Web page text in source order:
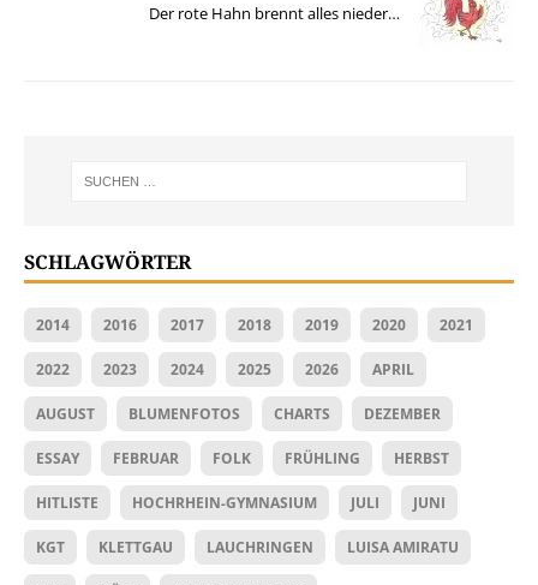
Der rote Hahn brennt alles nieder…
SCHLAGWÖRTER
2014 2016 2017 2018 2019 2020 2021
2022 2023 2024 2025 2026 APRIL
AUGUST BLUMENFOTOS CHARTS DEZEMBER
ESSAY FEBRUAR FOLK FRÜHLING HERBST
HITLISTE HOCHRHEIN-GYMNASIUM JULI JUNI
KGT KLETTGAU LAUCHRINGEN LUISA AMIRATU